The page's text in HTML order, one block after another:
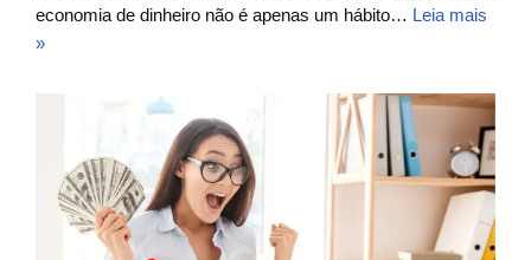
economia de dinheiro não é apenas um hábito… Leia mais
»